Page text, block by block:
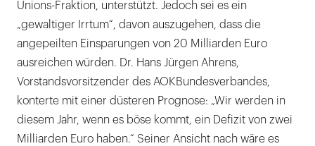
Unions-Fraktion, unterstützt. Jedoch sei es ein
„gewaltiger Irrtum“, davon auszugehen, dass die
angepeilten Einsparungen von 20 Milliarden Euro
ausreichen würden. Dr. Hans Jürgen Ahrens,
Vorstandsvorsitzender des AOKBundesverbandes,
konterte mit einer düsteren Prognose: „Wir werden in
diesem Jahr, wenn es böse kommt, ein Defizit von zwei
Milliarden Euro haben.“ Seiner Ansicht nach wäre es